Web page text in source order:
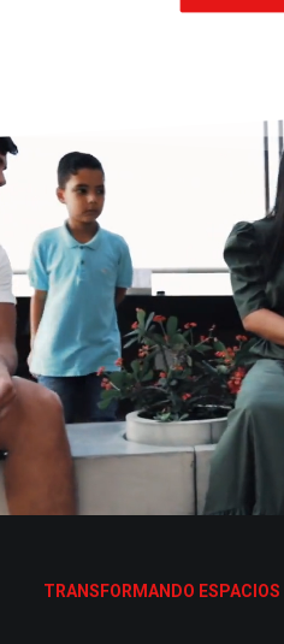
TRANSFORMANDO ESPACIOS